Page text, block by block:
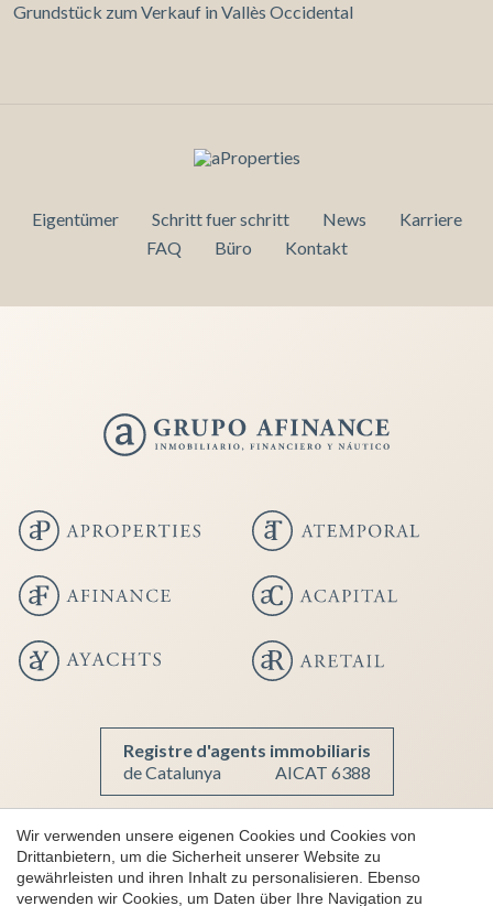
Grundstück zum Verkauf in Vallès Occidental
Eigentümer Schritt fuer schritt News
Karriere
FAQ
Büro Kontakt
Registre d'agents immobiliaris
de Catalunya
AICAT 6388
Copyright 2026 © aProperties
Luxusimmobilien
Wir verwenden unsere eigenen Cookies und Cookies von
Drittanbietern, um die Sicherheit unserer Website zu
gewährleisten und ihren Inhalt zu personalisieren. Ebenso
verwenden wir Cookies, um Daten über Ihre Navigation zu